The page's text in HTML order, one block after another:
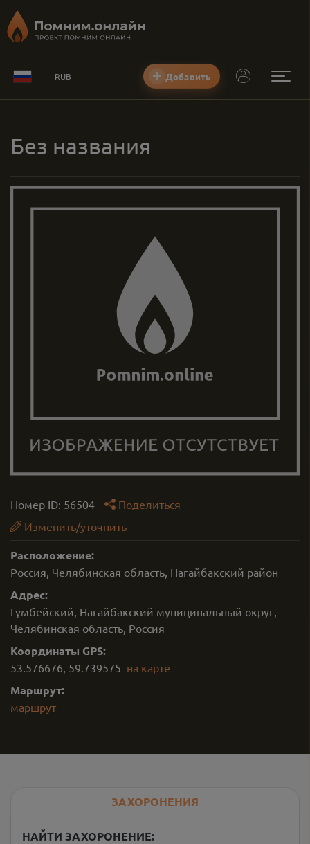
RUB Добавить
Без названия
Номер ID: 56504
Поделиться
Изменить/уточнить
Расположение:
Россия, Челябинская область, Нагайбакский район
Адрес:
Гумбейский, Нагайбакский муниципальный округ,
Челябинская область, Россия
Координаты GPS:
53.576676, 59.739575 на карте
Маршрут:
маршрут
ЗАХОРОНЕНИЯ
НАЙТИ ЗАХОРОНЕНИЕ: